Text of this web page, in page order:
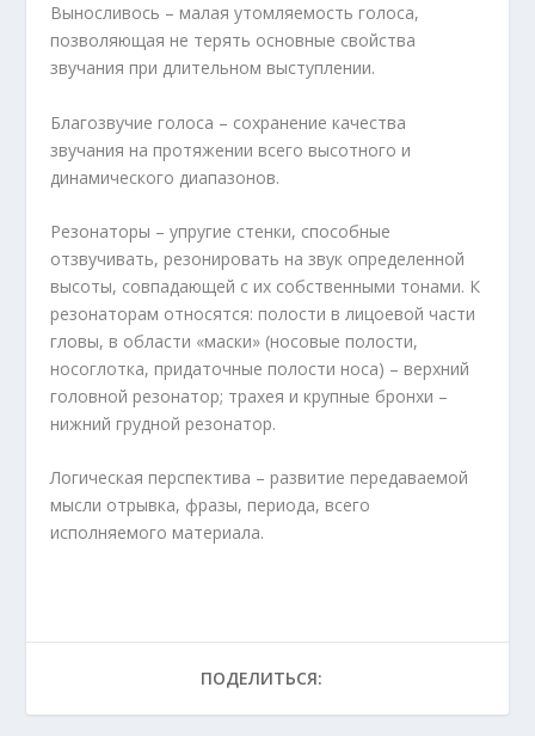
Выносливось – малая утомляемость голоса,
позволяющая не терять основные свойства
звучания при длительном выступлении.
Благозвучие голоса – сохранение качества
звучания на протяжении всего высотного и
динамического диапазонов.
Резонаторы – упругие стенки, способные
отзвучивать, резонировать на звук определенной
высоты, совпадающей с их собственными тонами. К
резонаторам относятся: полости в лицоевой части
гловы, в области «маски» (носовые полости,
носоглотка, придаточные полости носа) – верхний
головной резонатор; трахея и крупные бронхи –
нижний грудной резонатор.
Логическая перспектива – развитие передаваемой
мысли отрывка, фразы, периода, всего
исполняемого материала.
ПОДЕЛИТЬСЯ: